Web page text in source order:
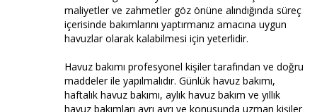
maliyetler ve zahmetler göz önüne alındığında süreç
içerisinde bakımlarını yaptırmanız amacına uygun
havuzlar olarak kalabilmesi için yeterlidir.
Havuz bakımı profesyonel kişiler tarafından ve doğru
maddeler ile yapılmalıdır. Günlük havuz bakımı,
haftalık havuz bakımı, aylık havuz bakım ve yıllık
havuz bakımları ayrı ayrı ve konusunda uzman kişiler